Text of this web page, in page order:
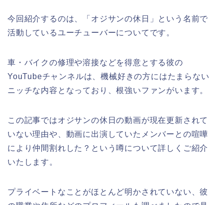
今回紹介するのは、「オジサンの休日」という名前で
活動しているユーチューバーについてです。
車・バイクの修理や溶接などを得意とする彼の
YouTubeチャンネルは、機械好きの方にはたまらない
ニッチな内容となっており、根強いファンがいます。
この記事ではオジサンの休日の動画が現在更新されて
いない理由や、動画に出演していたメンバーとの喧嘩
により仲間割れした？という噂について詳しくご紹介
いたします。
プライベートなことがほとんど明かされていない、彼